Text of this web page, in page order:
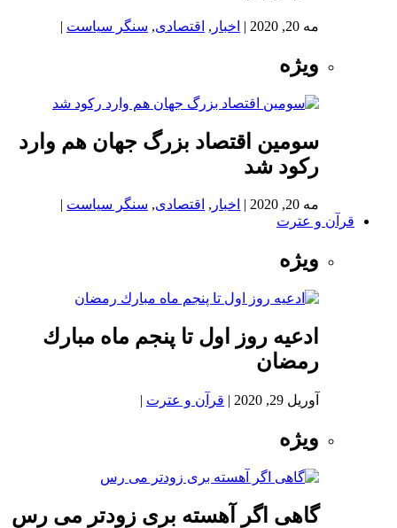
مه 20, 2020 | اخبار , اقتصادی, سنگر سیاست |
ویژه
سومین اقتصاد بزرگ جهان هم وارد
رکود شد
مه 20, 2020 | اخبار , اقتصادی, سنگر سیاست |
قرآن و عترت
ویژه
ادعيه روز اول تا پنجم ماه مبارك
رمضان
آوریل 29, 2020 | قرآن و عترت |
ویژه
گاهی اگر آهسته بری زودتر می رس